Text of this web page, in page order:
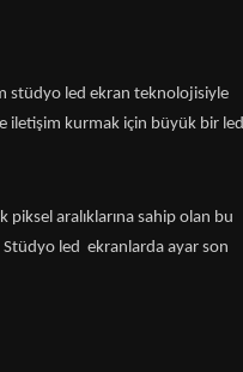
stüdyo led ekran teknolojisiyle
iletişim kurmak için büyük bir led
aralıklarına sahip olan bu
Stüdyo led ekranlarda ayar son